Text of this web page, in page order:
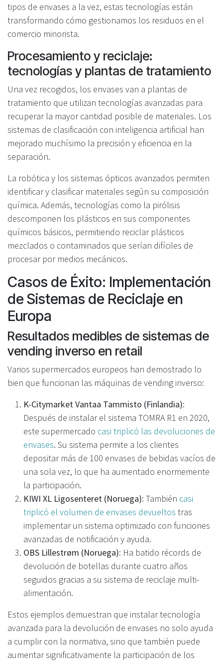
tipos de envases a la vez, estas tecnologías están
transformando cómo gestionamos los residuos en el
comercio minorista.
Procesamiento y reciclaje:
tecnologías y plantas de tratamiento
Una vez recogidos, los envases van a plantas de
tratamiento que utilizan tecnologías avanzadas para
recuperar la mayor cantidad posible de materiales. Los
sistemas de clasificación con inteligencia artificial han
mejorado muchísimo la precisión y eficiencia en la
separación.
La robótica y los sistemas ópticos avanzados permiten
identificar y clasificar materiales según su composición
química. Además, tecnologías como la pirólisis
descomponen los plásticos en sus componentes
químicos básicos, permitiendo reciclar plásticos
mezclados o contaminados que serían difíciles de
procesar por medios mecánicos.
Casos de Éxito: Implementación
de Sistemas de Reciclaje en
Europa
Resultados medibles de sistemas de
vending inverso en retail
Varios supermercados europeos han demostrado lo
bien que funcionan las máquinas de vending inverso:
K-Citymarket Vantaa Tammisto (Finlandia):
Después de instalar el sistema TOMRA R1 en 2020,
este supermercado casi triplicó las devoluciones de
envases. Su sistema permite a los clientes
depositar más de 100 envases de bebidas vacíos de
una sola vez, lo que ha aumentado enormemente
la participación.
KIWI XL Ligosenteret (Noruega): También casi
triplicó el volumen de envases devueltos tras
implementar un sistema optimizado con funciones
avanzadas de notificación y ayuda.
OBS Lillestrøm (Noruega): Ha batido récords de
devolución de botellas durante cuatro años
seguidos gracias a su sistema de reciclaje multi-
alimentación.
Estos ejemplos demuestran que instalar tecnología
avanzada para la devolución de envases no solo ayuda
a cumplir con la normativa, sino que también puede
aumentar significativamente la participación de los